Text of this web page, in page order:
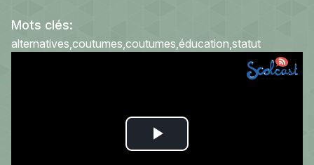
Mots clés:
alternatives coutumes coutumes éducation statut
Play